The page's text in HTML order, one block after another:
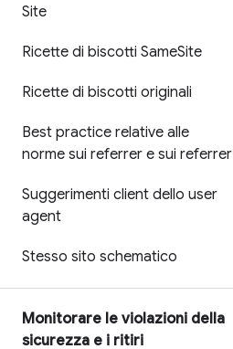
Site
Ricette di biscotti SameSite
Ricette di biscotti originali
Best practice relative alle
norme sui referrer e sui referrer
Suggerimenti client dello user
agent
Stesso sito schematico
Monitorare le violazioni della
sicurezza e i ritiri